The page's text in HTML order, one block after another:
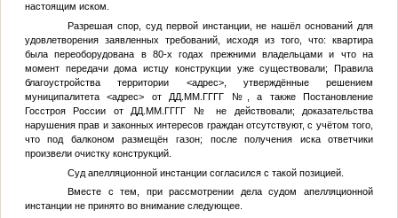
настоящим иском.
Разрешая спор, суд первой инстанции, не нашёл оснований для
удовлетворения заявленных требований, исходя из того, что: квартира
была переоборудована в 80-х годах прежними владельцами и что на
момент передачи дома истцу конструкции уже существовали; Правила
благоустройства территории <адрес>, утверждённые решением
муниципалитета<адрес> от ДД.ММ.ГГГГ №
, а также Постановление
Госстроя России от ДД.ММ.ГГГГ №
не действовали; доказательства
нарушения прав и законных интересов граждан отсутствуют, с учётом того,
что под балконом размещён газон; после получения иска ответчики
произвели очистку конструкций.
Суд апелляционной инстанции согласился с такой позицией.
Вместе с тем, при рассмотрении дела судом апелляционной
инстанции не принято во внимание следующее.